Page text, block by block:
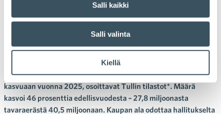
Salli kaikki
Salli valinta
Kiellä
Kiina-pakettien määrä kasvoi
voimakkaasti myös vuonna
2025
EU:n ulkopuolisten tavaraerien määrä jatkoi voimakasta
kasvuaan vuonna 2025, osoittavat Tullin tilastot*. Määrä
kasvoi 46 prosenttia edellisvuodesta – 27,8 miljoonasta
tavaraerästä 40,5 miljoonaan. Kaupan ala odottaa hallitukselta